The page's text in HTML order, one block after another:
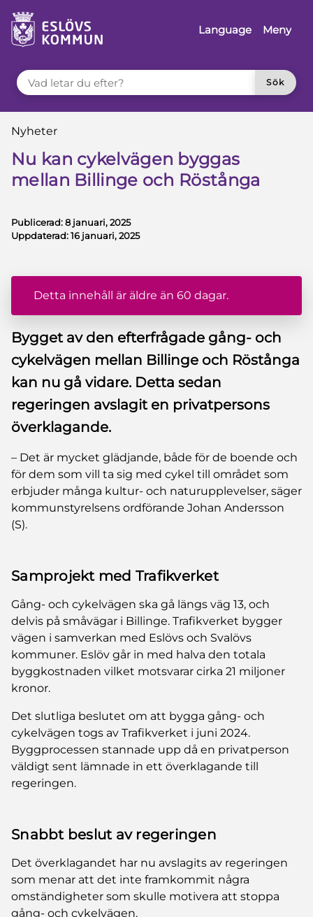
till innehåll
Language
Meny
VAD LETAR DU EFTER?
Sök
Du är här:
Nyheter
Nu kan cykelvägen byggas
mellan Billinge och Röstånga
Publicerad:8 januari, 2025
Uppdaterad:16 januari, 2025
Detta innehåll är äldre än 60 dagar.
Bygget av den efterfrågade gång- och
cykelvägen mellan Billinge och Röstånga
kan nu gå vidare. Detta sedan
regeringen avslagit en privatpersons
överklagande.
– Det är mycket glädjande, både för de boende och
för dem som vill ta sig med cykel till området som
erbjuder många kultur- och naturupplevelser, säger
kommunstyrelsens ordförande Johan Andersson
(S).
Samprojekt med Trafikverket
Gång- och cykelvägen ska gå längs väg 13, och
delvis på småvägar i Billinge. Trafikverket bygger
vägen i samverkan med Eslövs och Svalövs
kommuner. Eslöv går in med halva den totala
byggkostnaden vilket motsvarar cirka 21 miljoner
kronor.
Det slutliga beslutet om att bygga gång- och
cykelvägen togs av Trafikverket i juni 2024.
Byggprocessen stannade upp då en privatperson
väldigt sent lämnade in ett överklagande till
regeringen.
Snabbt beslut av regeringen
Det överklagandet har nu avslagits av regeringen
som menar att det inte framkommit några
omständigheter som skulle motivera att stoppa
gång- och cykelvägen.